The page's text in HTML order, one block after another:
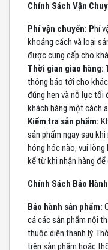
Chính Sách Vận
Phí vận chuyển: Phí
khoảng cách và loại
được cung cấp cho
Thời gian giao hàng:
thông báo tới cho
đúng hẹn và nỗ lực tối
khách hàng một cách
Kiểm tra sản phẩm:
sản phẩm ngay sau
hỏng hóc nào, vui
kể từ khi nhận hàng
Chính Sách Bảo Hành
Bảo hành sản phẩm:
cả các sản phẩm nội
thuộc diện thanh lý.
trên sản phẩm hoặc